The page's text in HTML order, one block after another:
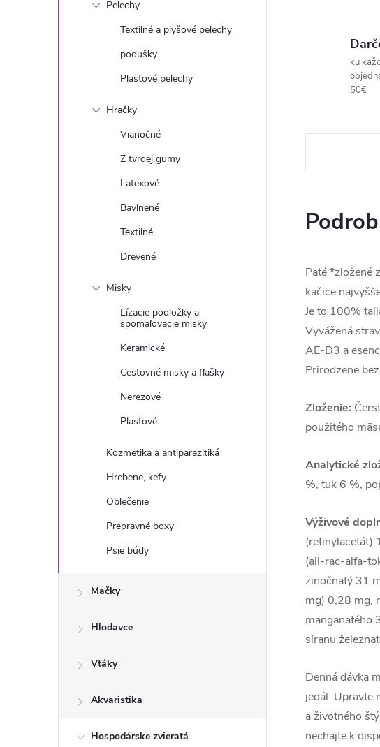
Pelechy
Textilné a plyšové pelechy
podušky
Plastové pelechy
Hračky
Vianočné
Z tvrdej gumy
Latexové
Bavlnené
Textilné
Drevené
Misky
Lízacie podložky a
spomaľovacie misky
Keramické
Cestovné misky a fľašky
Nerezové
Plastové
Kozmetika a antiparazitiká
Hrebene, kefy
Oblečenie
Prepravné boxy
Psie búdy
Mačky
Hlodavce
Vtáky
Akvaristika
Hospodárske zvieratá
ku
50€
Paté *zložené
kačice
Je to 100%
Vyvážená
AE-D3 a
Prirodzene
Zloženie:
použitého
Analytické
%, tuk 6 %,
Výživové
(retinylacetát)
(all-rac-alfa-
zinočnatý 31
mg) 0,28 mg,
manganatého
síranu
Denná dávka
jedál. Upravte
a životného
nechajte k